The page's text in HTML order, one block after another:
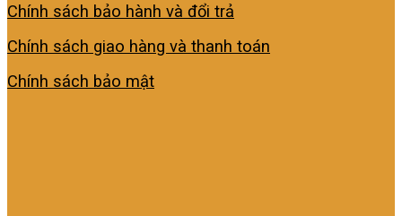
Chính sách bảo hành và đổi trả
Chính sách giao hàng và thanh toán
Chính sách bảo mật